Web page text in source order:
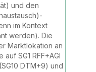
und den
im Kontext
werden). Die
Marktlokation an
SG1 RFF+AGI
DTM+9) und